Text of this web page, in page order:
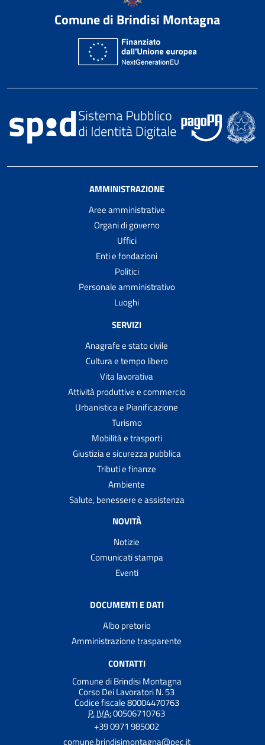
Comune di Brindisi Montagna
AMMINISTRAZIONE
Aree amministrative
Organi di governo
Uffici
Enti e fondazioni
Politici
Personale amministrativo
Luoghi
SERVIZI
Anagrafe e stato civile
Cultura e tempo libero
Vita lavorativa
Attività produttive e commercio
Urbanistica e Pianificazione
Turismo
Mobilità e trasporti
Giustizia e sicurezza pubblica
Tributi e finanze
Ambiente
Salute, benessere e assistenza
NOVITÀ
Notizie
Comunicati stampa
Eventi
DOCUMENTI E DATI
Albo pretorio
Amministrazione trasparente
CONTATTI
Comune di Brindisi Montagna
Corso Dei Lavoratori N. 53
Codice fiscale 80004470763
P. IVA:00506710763
+39 0971 985002
comune.brindisimontagna@pec.it